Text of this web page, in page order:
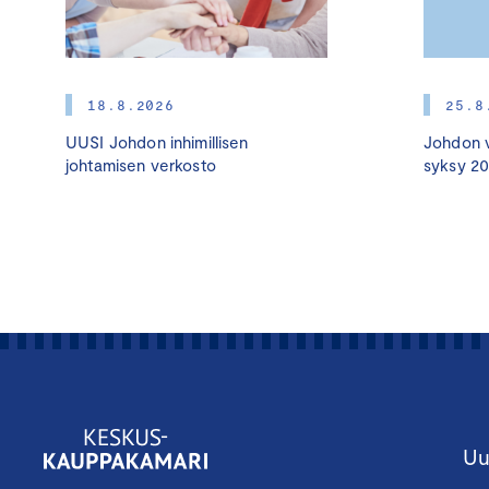
18.8.2026
UUSI Johdon inhimillisen
johtamisen verkosto
Johdon
syksy